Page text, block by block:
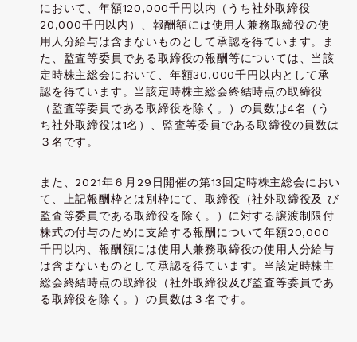
において、年額120,000千円以内（うち社外取締役
20,000千円以内）、報酬額には使用人兼務取締役の使
用人分給与は含まないものとして承認を得ています。ま
た、監査等委員である取締役の報酬等については、当該
定時株主総会において、年額30,000千円以内として承
認を得ています。当該定時株主総会終結時点の取締役
（監査等委員である取締役を除く。）の員数は4名（う
ち社外取締役は1名）、監査等委員である取締役の員数は
３名です。
また、2021年６月29日開催の第13回定時株主総会におい
て、上記報酬枠とは別枠にて、取締役（社外取締役及 び
監査等委員である取締役を除く。）に対する譲渡制限付
株式の付与のために支給する報酬について年額20,000
千円以内、報酬額には使用人兼務取締役の使用人分給与
は含まないものとして承認を得ています。当該定時株主
総会終結時点の取締役（社外取締役及び監査等委員であ
る取締役を除く。）の員数は３名です。